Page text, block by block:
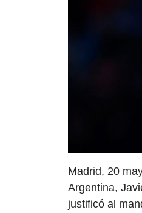
Madrid, 20
Argentina,
justificó al